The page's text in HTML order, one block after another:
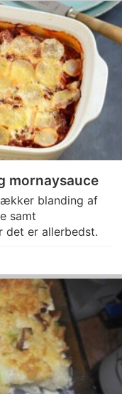
mornaysauce
blanding af
samt
det er allerbedst.